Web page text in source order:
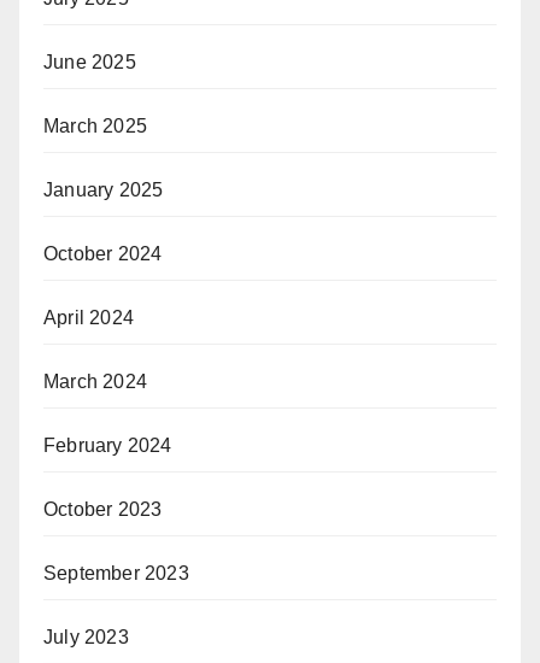
June 2025
March 2025
January 2025
October 2024
April 2024
March 2024
February 2024
October 2023
September 2023
July 2023